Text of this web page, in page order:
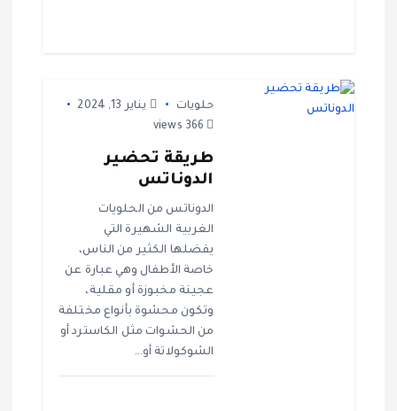
حلويات
يناير 13, 2024
طريقة تحضير
الدوناتس
الدوناتس من الحلويات
الغربية الشهيرة التي
يفضلها الكثير من الناس،
خاصة الأطفال وهي عبارة عن
عجينة مخبوزة أو مقلية،
وتكون محشوة بأنواع مختلفة
من الحشوات مثل الكاسترد أو
الشوكولاتة أو…